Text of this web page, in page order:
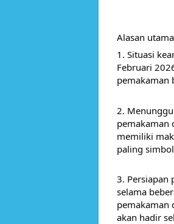
Alasan
1. Situasi
Februari
pemakaman
2.
pemakaman
memiliki
paling
3. Persiapan
selama
pemakaman
akan hadir